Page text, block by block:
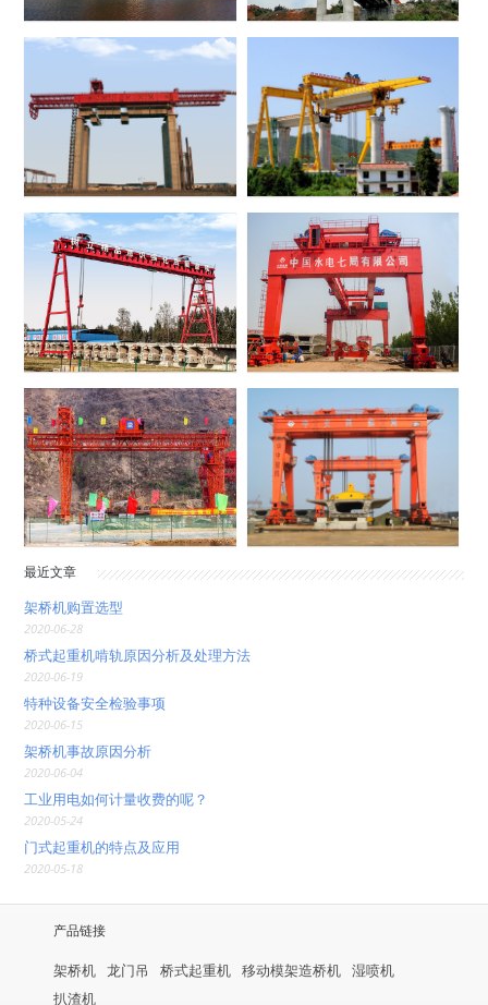
最近文章
架桥机购置选型
2020-06-28
桥式起重机啃轨原因分析及处理方法
2020-06-19
特种设备安全检验事项
2020-06-15
架桥机事故原因分析
2020-06-04
工业用电如何计量收费的呢？
2020-05-24
门式起重机的特点及应用
2020-05-18
产品链接
架桥机 龙门吊 桥式起重机 移动模架造桥机 湿喷机
扒渣机